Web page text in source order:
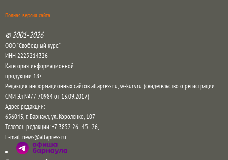
Полная версия сайта
© 2001-2026
ООО “Свободный курс”
ИНН 2225214326
Категория информационной
продукции 18+
Редакция информационных сайтов altapress.ru, sv-kurs.ru (свидетельство о регистрации
СМИ Эл №77-70984 от 13.09.2017)
Адрес редакции:
656043,г. Барнаул,ул. Короленко, 107
Телефон редакции:+7 3852 26–45–26,
E-mail:news@altapress.ru